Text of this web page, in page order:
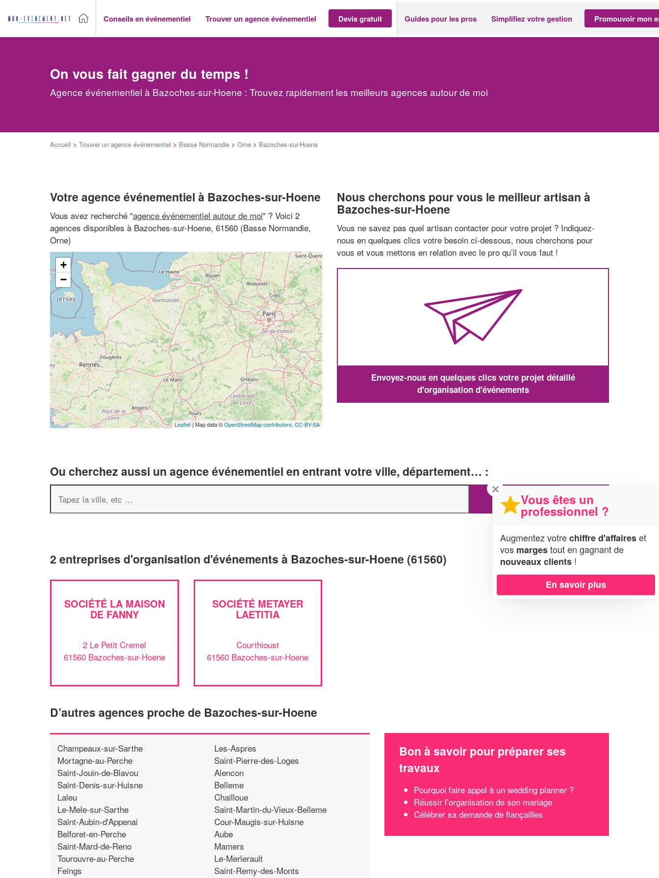
Conseils en événementiel Trouver un agence événementiel Devis gratuit Guides pour les pros Simplifiez votre gestion Promouvoir mon
On vous fait gagner du temps !
Agence événementiel à Bazoches-sur-Hoene : Trouvez rapidement les meilleurs agences autour de moi
Accueil > Trouver un agence événementiel > Basse Normandie > Orne > Bazoches-sur-Hoene
Votre agence événementiel à Bazoches-sur-Hoene
Vous avez recherché "agence événementiel autour de moi" ? Voici 2
agences disponibles à Bazoches-sur-Hoene, 61560 (Basse Normandie,
Orne)
+
−
Leaflet| Map data ©OpenStreetMap contributors, CC-BY-SA
Nous cherchons pour vous le meilleur artisan à
Bazoches-sur-Hoene
Vous ne savez pas quel artisan contacter pour votre projet ? Indiquez-
nous en quelques clics votre besoin ci-dessous, nous cherchons pour
vous et vous mettons en relation avec le pro qu’il vous faut !
Envoyez-nous en quelques clics votre projet détaillé
d'organisation d'événements
Ou cherchez aussi un agence événementiel en entrant votre ville, département… :
2 entreprises d'organisation d'événements à Bazoches-sur-Hoene (61560)
SOCIÉTÉ LA MAISON
DE FANNY
2 Le Petit Cremel
61560 Bazoches-sur-Hoene
SOCIÉTÉ METAYER
LAETITIA
Courthioust
61560 Bazoches-sur-Hoene
D’autres agences proche de Bazoches-sur-Hoene
Champeaux-sur-Sarthe
Mortagne-au-Perche
Saint-Jouin-de-Blavou
Saint-Denis-sur-Huisne
Laleu
Le-Mele-sur-Sarthe
Saint-Aubin-d'Appenai
Belforet-en-Perche
Saint-Mard-de-Reno
Tourouvre-au-Perche
Feings
Les-Aspres
Saint-Pierre-des-Loges
Alencon
Belleme
Chailloue
Saint-Martin-du-Vieux-Belleme
Cour-Maugis-sur-Huisne
Aube
Mamers
Le-Merlerault
Saint-Remy-des-Monts
Bon à savoir pour préparer ses
travaux
Pourquoi faire appel à un wedding planner ?
Réussir l’organisation de son mariage
Célébrer sa demande de fiançailles
✕
Vous êtes un
professionnel ?
Augmentez votrechiffre d'affaireset
vos margestout en gagnant de
nouveaux clients !
En savoir plus